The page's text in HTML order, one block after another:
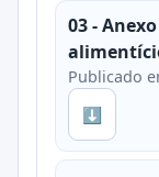
03 -
Publicado
⬇